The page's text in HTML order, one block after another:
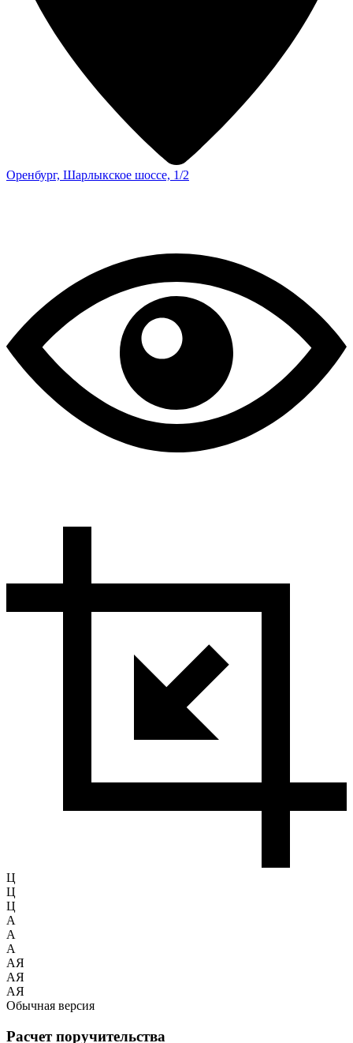
Оренбург, Шарлыкское шоссе, 1/2
Ц
Ц
Ц
A
A
A
АЯ
АЯ
АЯ
Обычная версия
Расчет поручительства